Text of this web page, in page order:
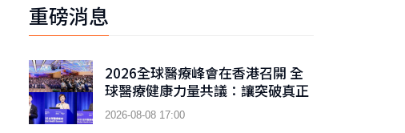
重磅消息
2026全球醫療峰會在香港召開 全
球醫療健康力量共議：讓突破真正
抵達患者
2026-08-08 17:00